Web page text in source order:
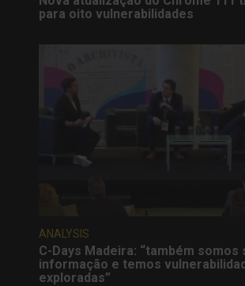
para oito vulnerabilidades
ANALYSIS
C-Days Madeira: “também somos
informação e temos
exploradas”